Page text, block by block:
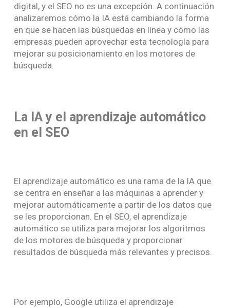
digital, y el SEO no es una excepción. A continuación
analizaremos cómo la IA está cambiando la forma
en que se hacen las búsquedas en línea y cómo las
empresas pueden aprovechar esta tecnología para
mejorar su posicionamiento en los motores de
búsqueda.
La IA y el aprendizaje automático
en el SEO
El aprendizaje automático es una rama de la IA que
se centra en enseñar a las máquinas a aprender y
mejorar automáticamente a partir de los datos que
se les proporcionan. En el SEO, el aprendizaje
automático se utiliza para mejorar los algoritmos
de los motores de búsqueda y proporcionar
resultados de búsqueda más relevantes y precisos.
Por ejemplo, Google utiliza el aprendizaje